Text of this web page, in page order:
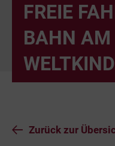
FREIE
BAHN AM
Zurück zur